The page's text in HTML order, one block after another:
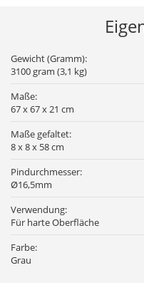
Gewicht (Gramm):
3100 gram (3,1 kg)
Maße:
67 x 67 x 21 cm
Maße gefaltet:
8 x 8 x 58 cm
Pindurchmesser:
Ø16,5mm
Verwendung:
Für harte Oberfläche
Farbe:
Grau